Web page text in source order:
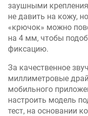
заушными
не давить на кожу,
«крючок» можно
на 4 мм, чтобы
фиксацию.
За качественное
миллиметровые
мобильного
настроить модель
тест, на основании